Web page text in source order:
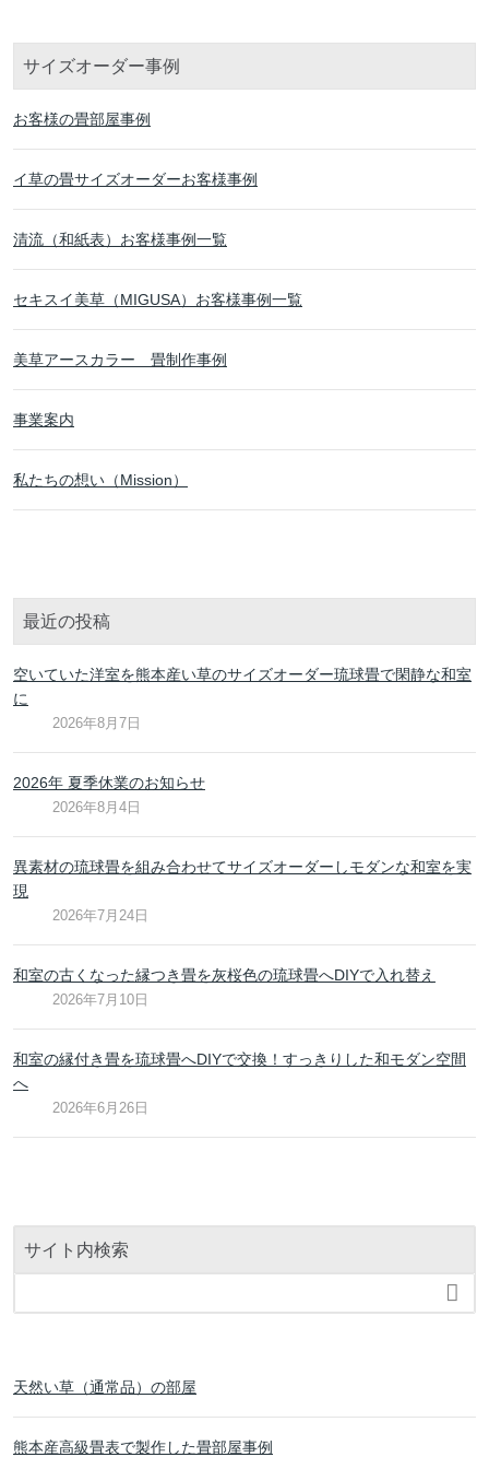
サイズオーダー事例
お客様の畳部屋事例
イ草の畳サイズオーダーお客様事例
清流（和紙表）お客様事例一覧
セキスイ美草（MIGUSA）お客様事例一覧
美草アースカラー 畳制作事例
事業案内
私たちの想い（Mission）
最近の投稿
空いていた洋室を熊本産い草のサイズオーダー琉球畳で閑静な和室
に
2026年8月7日
2026年 夏季休業のお知らせ
2026年8月4日
異素材の琉球畳を組み合わせてサイズオーダーしモダンな和室を実
現
2026年7月24日
和室の古くなった縁つき畳を灰桜色の琉球畳へDIYで入れ替え
2026年7月10日
和室の縁付き畳を琉球畳へDIYで交換！すっきりした和モダン空間
へ
2026年6月26日
サイト内検索

天然い草（通常品）の部屋
熊本産高級畳表で製作した畳部屋事例